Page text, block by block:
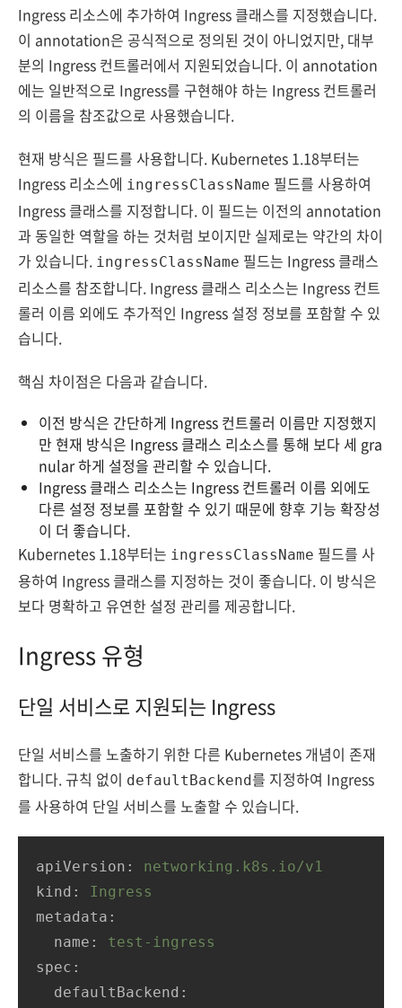
Ingress 리소스에 추가하여 Ingress 클래스를 지정했습니다.
이 annotation은 공식적으로 정의된 것이 아니었지만, 대부
분의 Ingress 컨트롤러에서 지원되었습니다. 이 annotation
에는 일반적으로 Ingress를 구현해야 하는 Ingress 컨트롤러
의 이름을 참조값으로 사용했습니다.
현재 방식은 필드를 사용합니다. Kubernetes 1.18부터는
Ingress 리소스에 ingressClassName 필드를 사용하여
Ingress 클래스를 지정합니다. 이 필드는 이전의 annotation
과 동일한 역할을 하는 것처럼 보이지만 실제로는 약간의 차이
가 있습니다. ingressClassName 필드는 Ingress 클래스
리소스를 참조합니다. Ingress 클래스 리소스는 Ingress 컨트
롤러 이름 외에도 추가적인 Ingress 설정 정보를 포함할 수 있
습니다.
핵심 차이점은 다음과 같습니다.
이전 방식은 간단하게 Ingress 컨트롤러 이름만 지정했지
만 현재 방식은 Ingress 클래스 리소스를 통해 보다 세 gra
nular 하게 설정을 관리할 수 있습니다.
Ingress 클래스 리소스는 Ingress 컨트롤러 이름 외에도
다른 설정 정보를 포함할 수 있기 때문에 향후 기능 확장성
이 더 좋습니다.
Kubernetes 1.18부터는 ingressClassName 필드를 사
용하여 Ingress 클래스를 지정하는 것이 좋습니다. 이 방식은
보다 명확하고 유연한 설정 관리를 제공합니다.
Ingress 유형
단일 서비스로 지원되는 Ingress
단일 서비스를 노출하기 위한 다른 Kubernetes 개념이 존재
합니다. 규칙 없이 defaultBackend를 지정하여 Ingress
를 사용하여 단일 서비스를 노출할 수 있습니다.
apiVersion:
networking.k8s.io/v1
kind:
Ingress
metadata:
name:
test-ingress
spec:
defaultBackend: